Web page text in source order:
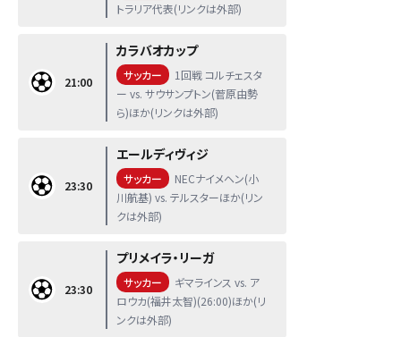
トラリア代表(リンクは外部)
21:00
カラバオカップ
サッカー
1回戦 コルチェスタ
ー vs. サウサンプトン(菅原由勢
ら)ほか(リンクは外部)
23:30
エールディヴィジ
サッカー
NECナイメヘン(小
川航基) vs. テルスターほか(リン
クは外部)
23:30
プリメイラ・リーガ
サッカー
ギマラインス vs. ア
ロウカ(福井太智)(26:00)ほか(リ
ンクは外部)